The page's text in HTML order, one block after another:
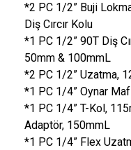
*2 PC 1/2” Buji
Diş Cırcır Kolu
*1 PC 1/2” 90T Diş
50mm & 100mmL
*2 PC 1/2” Uzatma,
*1 PC 1/4” Oynar
*1 PC 1/4” T-Kol,
Adaptör, 150mmL
*1 PC 1/4” Flex